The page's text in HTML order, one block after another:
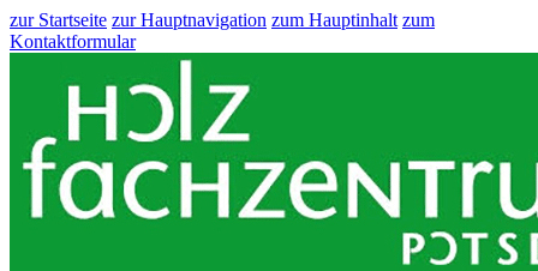
zur Startseite zur Hauptnavigation zum Hauptinhalt zum
Kontaktformular